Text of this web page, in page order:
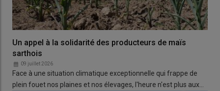
Un appel à la solidarité des producteurs de maïs
sarthois
09 juillet 2026
Face à une situation climatique exceptionnelle qui frappe de
plein fouet nos plaines et nos élevages, l'heure n'est plus aux…